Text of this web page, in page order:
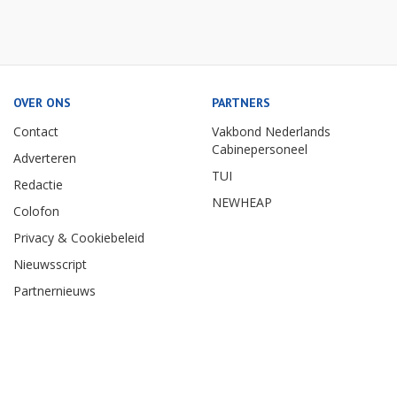
OVER ONS
Contact
Adverteren
Redactie
Colofon
Privacy & Cookiebeleid
Nieuwsscript
Partnernieuws
PARTNERS
Vakbond Nederlands
Cabinepersoneel
TUI
NEWHEAP